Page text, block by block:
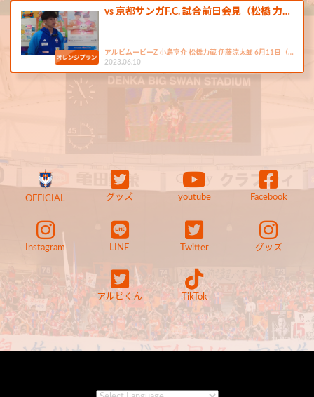
vs 京都サンガF.C. 試合前日会見（松橋 力…
アルビムービーZ 小島亨介 松橋力蔵 伊藤涼太郎 6月11日（…
2023.06.10
OFFICIAL グッズ youtube Facebook
Instagram LINE Twitter グッズ
アルビくん TikTok